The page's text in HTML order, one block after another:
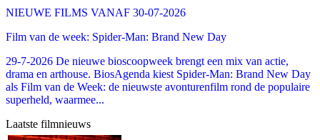
NIEUWE FILMS VANAF 30-07-2026
Film van de week: Spider-Man: Brand New Day
29-7-2026 De nieuwe bioscoopweek brengt een mix van actie,
drama en arthouse. BiosAgenda kiest Spider-Man: Brand New Day
als Film van de Week: de nieuwste avonturenfilm rond de populaire
superheld, waarmee...
Laatste filmnieuws